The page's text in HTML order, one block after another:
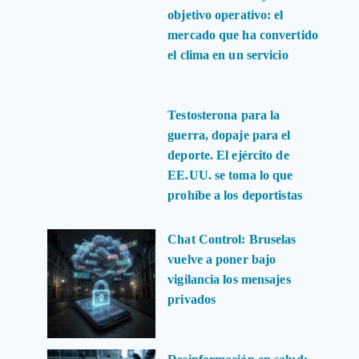
objetivo operativo: el
mercado que ha convertido
el clima en un servicio
Testosterona para la
guerra, dopaje para el
deporte. El ejército de
EE.UU. se toma lo que
prohíbe a los deportistas
Chat Control: Bruselas
vuelve a poner bajo
vigilancia los mensajes
privados